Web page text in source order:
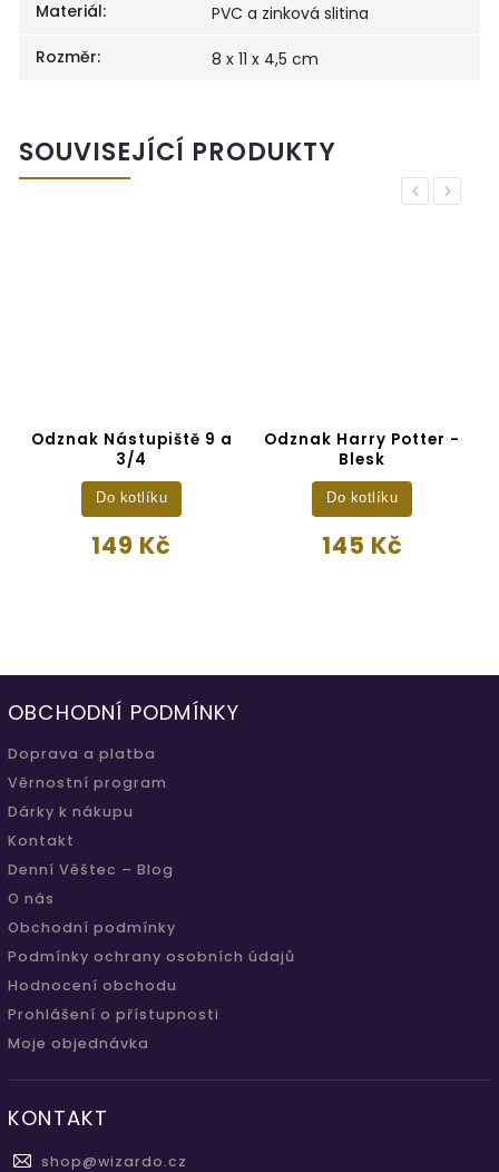
Materiál:
PVC a zinková slitina
Rozměr: 8 x 11 x 4,5 cm
SOUVISEJÍCÍ PRODUKTY
Previous
Odznak Nástupiště 9 a
3/4
149 Kč
Do kotlíku
Odznak Harry Potter -
Blesk
145 Kč
Do kotlíku
Next
OBCHODNÍ PODMÍNKY
Doprava a platba
Věrnostní program
Dárky k nákupu
Kontakt
Denní Věštec – Blog
O nás
Obchodní podmínky
Podmínky ochrany osobních údajů
Hodnocení obchodu
Prohlášení o přístupnosti
Moje objednávka
KONTAKT
shop@wizardo.cz